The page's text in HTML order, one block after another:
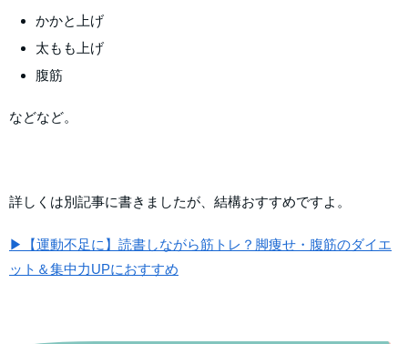
かかと上げ
太もも上げ
腹筋
などなど。
詳しくは別記事に書きましたが、結構おすすめですよ。
▶【運動不足に】読書しながら筋トレ？脚痩せ・腹筋のダイエ
ット＆集中力UPにおすすめ